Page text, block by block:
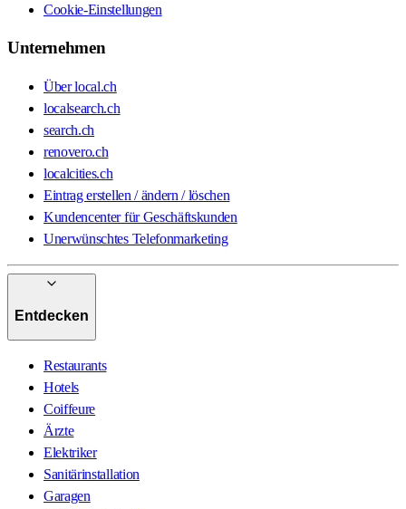
Cookie-Einstellungen
Unternehmen
Über local.ch
localsearch.ch
search.ch
renovero.ch
localcities.ch
Eintrag erstellen / ändern / löschen
Kundencenter für Geschäftskunden
Unerwünschtes Telefonmarketing
Entdecken
Restaurants
Hotels
Coiffeure
Ärzte
Elektriker
Sanitärinstallation
Garagen